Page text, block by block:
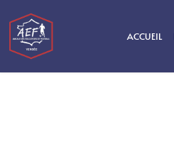
ACCUEIL